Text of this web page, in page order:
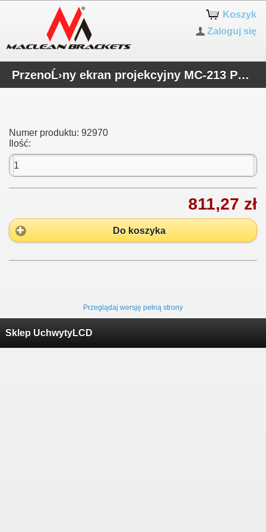
Koszyk
Zaloguj się
PrzenoĹ›ny ekran projekcyjny MC-213 POSERWISOWY
Numer produktu: 92970
Ilość:
811,27 zł
Do koszyka
Przeglądaj wersję pełną strony
Sklep UchwytyLCD